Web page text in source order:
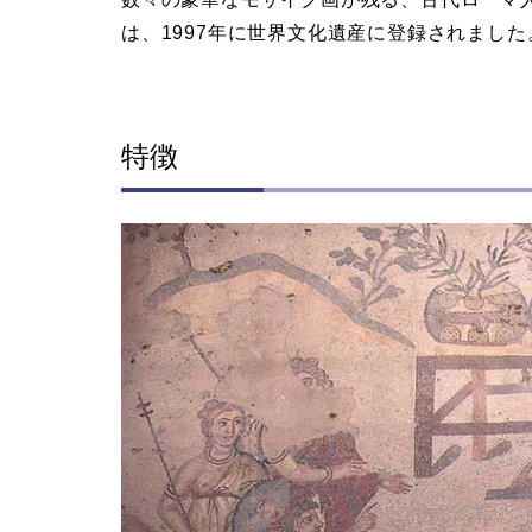
は、1997年に世界文化遺産に登録されました
特徴